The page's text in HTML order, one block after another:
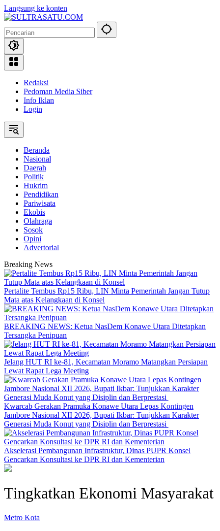
Langsung ke konten
Redaksi
Pedoman Media Siber
Info Iklan
Login
Beranda
Nasional
Daerah
Politik
Hukrim
Pendidikan
Pariwisata
Ekobis
Olahraga
Sosok
Opini
Advertorial
Breaking News
‎Pertalite Tembus Rp15 Ribu, LIN Minta Pemerintah Jangan Tutup
Mata atas Kelangkaan di Konsel
BREAKING NEWS: Ketua NasDem Konawe Utara Ditetapkan
Tersangka Penipuan
‎Jelang HUT RI ke-81, Kecamatan Moramo Matangkan Persiapan
Lewat Rapat Lega Meeting
‎Kwarcab Gerakan Pramuka Konawe Utara Lepas Kontingen
Jambore Nasional XII 2026, Bupati Ikbar: Tunjukkan Karakter
Generasi Muda Konut yang Disiplin dan Berprestasi ‎
Akselerasi Pembangunan Infrastruktur, Dinas PUPR Konsel
Gencarkan Konsultasi ke DPR RI dan Kementerian
Tingkatkan Ekonomi Masyarakat
Metro Kota